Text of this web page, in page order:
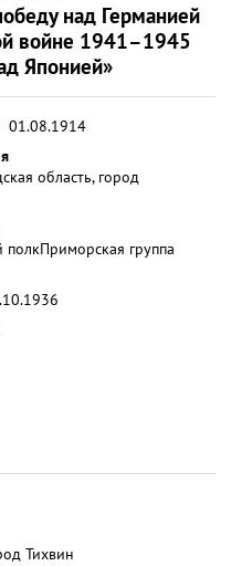
над Германией
войне 1941–1945
Японией»
01.08.1914
область, город
полкПриморская группа
Тихвин